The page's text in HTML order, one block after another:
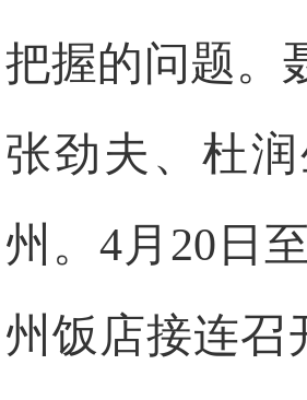
把握的问题。
张劲夫、杜
州。 4月 20 日 至
州饭店接连召